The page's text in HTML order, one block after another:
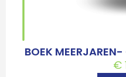
BOEK
€